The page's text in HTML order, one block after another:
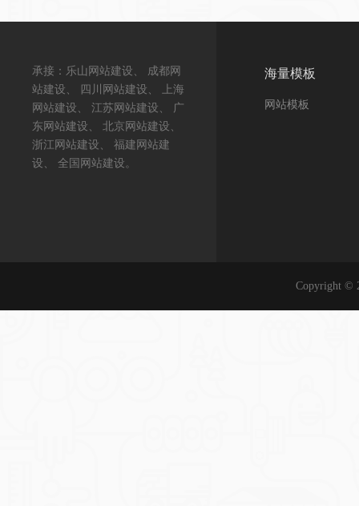
承接：乐山网站建设、 成都网
站建设、 四川网站建设、 上海
网站建设、 江苏网站建设、 广
东网站建设、 北京网站建设、
浙江网站建设、 福建网站建
设、 全国网站建设。
海量模板
网站模板
Copyright ©